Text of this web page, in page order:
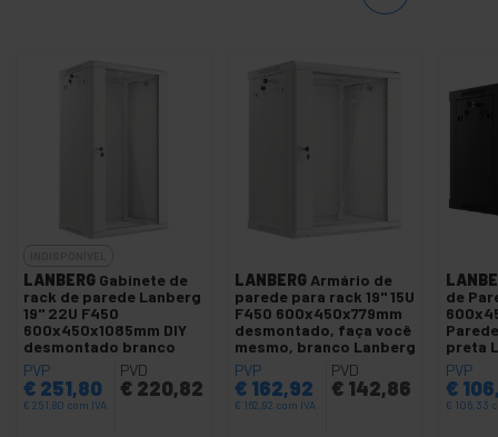
LANBERG Gabinete de
rack de parede Lanberg
19" 22U F450
600x450x1085mm DIY
desmontado branco
PVP
€ 251,80
€ 251,80 com IVA
PVD
€220,82
LANBERG Armário de
parede para rack 19" 15U
F450 600x450x779mm
desmontado, faça você
mesmo, branco Lanberg
PVP
€ 162,92
€ 162,92 com IVA
PVD
€142,86
de
preta
PVP
€
€ 106,33